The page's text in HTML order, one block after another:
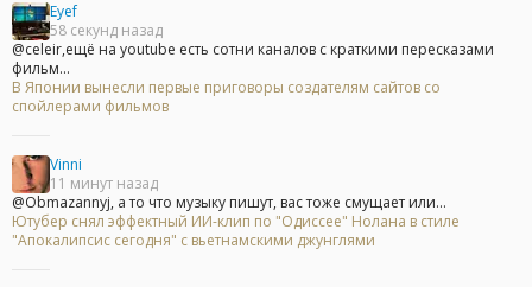
Eyef
58 секунд назад
@celeir,ещё на youtube есть сотни каналов с краткими пересказами
фильм...
В Японии вынесли первые приговоры создателям сайтов со
спойлерами фильмов
Vinni
11 минут назад
@Obmazannyj, а то что музыку пишут, вас тоже смущает или...
Ютубер снял эффектный ИИ-клип по "Одиссее" Нолана в стиле
"Апокалипсис сегодня" с вьетнамскими джунглями